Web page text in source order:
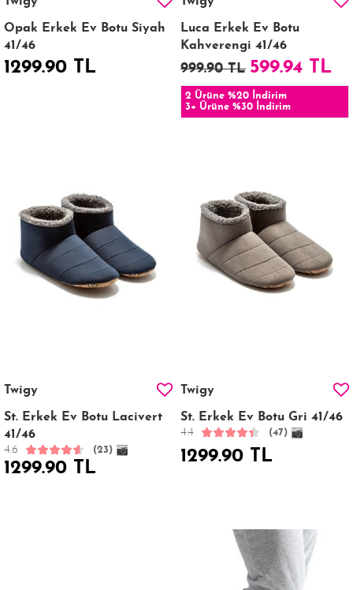
Opak Erkek Ev Botu Siyah
41/46
1299.90 TL
Luca Erkek Ev Botu
Kahverengi 41/46
999.90 TL 599.94 TL
2 Ürüne %20 İndirim
3+ Ürüne %30 İndirim
Twigy
St. Erkek Ev Botu Lacivert
41/46
4.6 (23)
1299.90 TL
Twigy
St. Erkek Ev Botu Gri 41/46
4.4 (47)
1299.90 TL